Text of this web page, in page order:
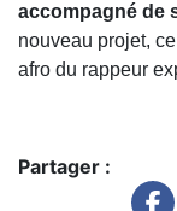
accompagné de
nouveau projet,
afro du rappeur
Partager :